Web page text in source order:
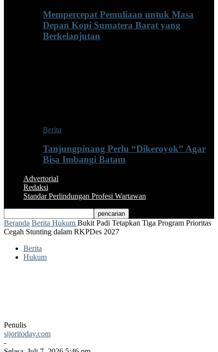
Mempercepat Pemuliaan untuk Masa
Depan Kopi Sumatera Barat yang
Berkelanjutan
Berita
Tanjungpinang Perlu “Dikeroyok” Agar
Bisa Imbangi Batam
Advertorial
Redaksi
Standar Perlindungan Profesi Wartawan
Beranda Berita Hukum Bukit Padi Tetapkan Tiga Program Prioritas
Cegah Stunting dalam RKPDes 2027
Berita
Hukum
Penulis
sijoritoday.com
-